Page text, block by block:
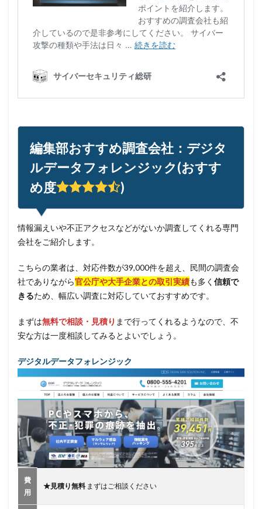
編集部おすすめ調査会社：デジタ
ルデータフォレンジック(おすす
め度
)
情報漏えいや不正アクセスなどがないか調査してくれる専門
会社をご紹介します。
こちらの業者は、対応件数が39,000件を超え、民間の調査会
社でありながら官公庁や大手企業との取引実績も多く 信頼で
きるため、幅広い調査に対応していておすすめです。
まずは無料で相談・見積り まで行ってくれるようなので、不
安な方は一度相談してみるとよいでしょう。
デジタルデータフォレンジック
費
用
★見積り無料 まずはご相談ください